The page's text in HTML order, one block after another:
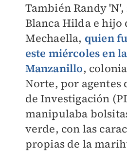
También Randy
Blanca Hilda e hijo
Mechaella, quien
este miércoles en
Manzanillo,
Norte, por agentes
de Investigación
manipulaba
verde, con las
propias de la